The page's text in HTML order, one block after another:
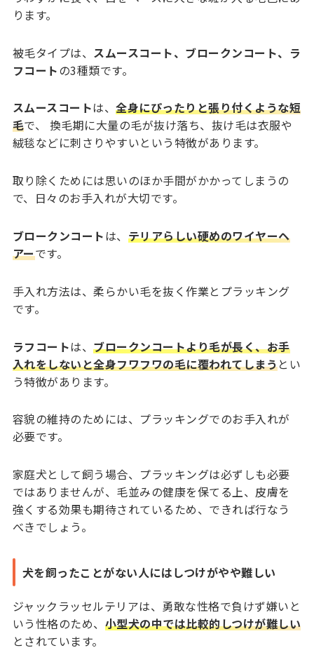
ります。
被毛タイプは、 スムースコート、ブロークンコート、ラ
フコートの3種類です。
スムースコートは、全身にぴったりと張り付くような短
毛で、 換毛期に大量の毛が抜け落ち、抜け毛は衣服や
絨毯などに刺さりやすいという特徴があります。
取り除くためには思いのほか手間がかかってしまうの
で、日々のお手入れが大切です。
ブロークンコートは、 テリアらしい硬めのワイヤーヘ
アーです。
手入れ方法は、柔らかい毛を抜く作業とプラッキング
です。
ラフコートは、ブロークンコートより毛が長く、お手
入れをしないと全身フワフワの毛に覆われてしまうとい
う特徴があります。
容貌の維持のためには、プラッキングでのお手入れが
必要です。
家庭犬として飼う場合、プラッキングは必ずしも必要
ではありませんが、毛並みの健康を保てる上、皮膚を
強くする効果も期待されているため、できれば行なう
べきでしょう。
犬を飼ったことがない人にはしつけがやや難しい
ジャックラッセルテリアは、勇敢な性格で負けず嫌いと
いう性格のため、 小型犬の中では比較的しつけが難しい
とされています。